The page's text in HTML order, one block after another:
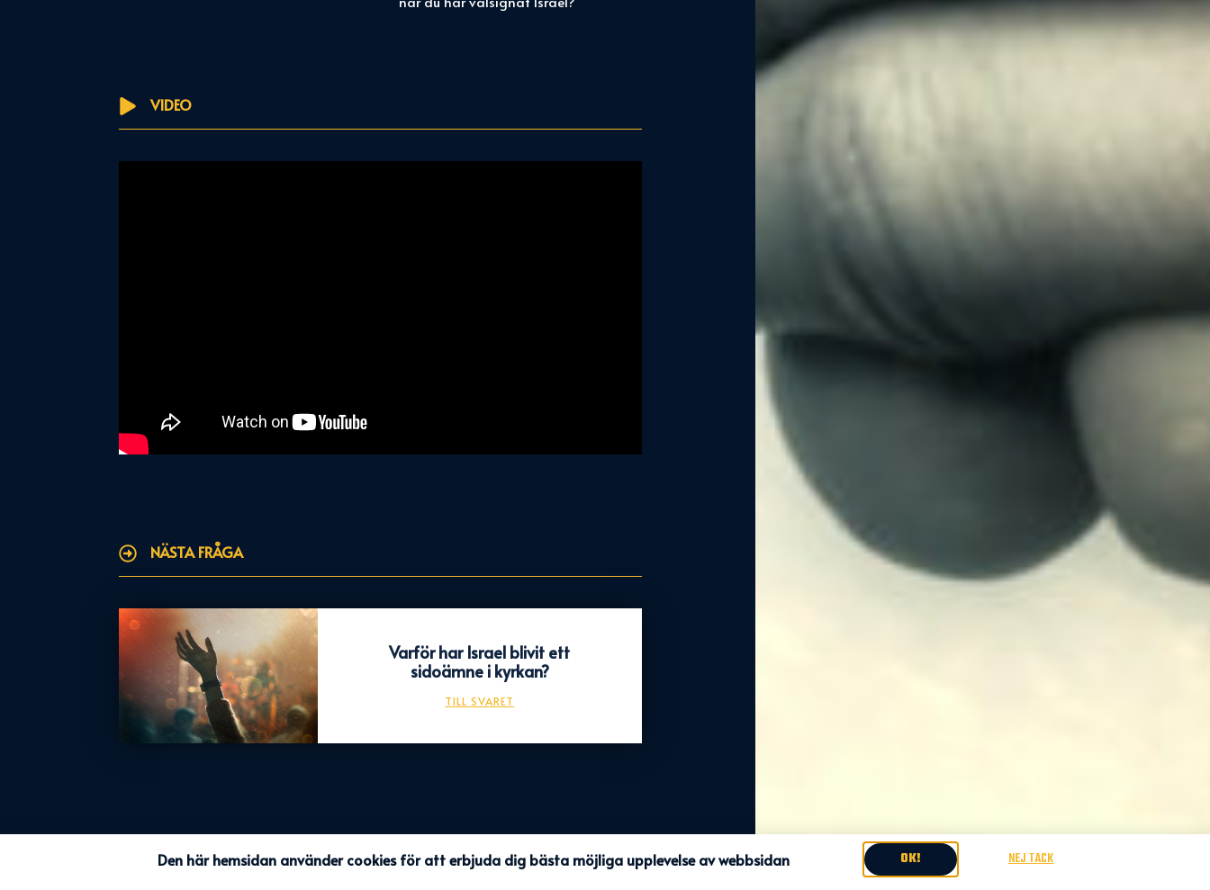
VIDEO
NÄSTA FRÅGA
Varför har Israel blivit ett
sidoämne i kyrkan?
TILL SVARET
Den här hemsidan använder cookies för att erbjuda dig bästa möjliga upplevelse av webbsidan OK! NEJ TACK